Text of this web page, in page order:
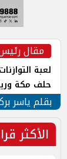
مقال
لعبة
حلف مكة
بقلم ياسر
الأكثر